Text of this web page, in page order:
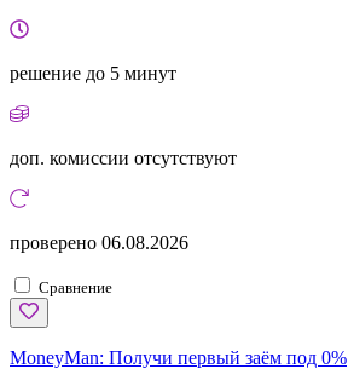
решение до 5 минут
доп. комиссии отсутствуют
проверено 06.08.2026
Сравнение
MoneyMan: Получи первый заём под 0%